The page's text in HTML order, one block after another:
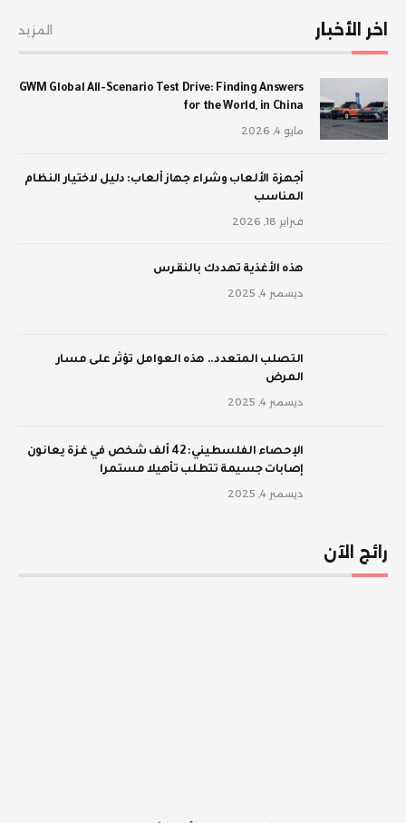
اخر الأخبار المزيد
GWM Global All-Scenario Test Drive: Finding Answers
for the World, in China
مايو 4, 2026
أجهزة الألعاب وشراء جهاز ألعاب: دليل لاختيار النظام
المناسب
فبراير 18, 2026
‫هذه الأغذية تهددك بالنقرس
ديسمبر 4, 2025
‫التصلب المتعدد.. هذه العوامل تؤثر على مسار
المرض
ديسمبر 4, 2025
الإحصاء الفلسطيني: 42 ألف شخص في غزة يعانون
إصابات جسيمة تتطلب تأهيلا مستمرا
ديسمبر 4, 2025
رائج الآن